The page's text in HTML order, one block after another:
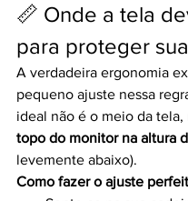
📏 Onde a tela
para proteger
A verdadeira ergonomia
pequeno ajuste nessa
ideal não é o meio da tela,
topo do monitor na altura
levemente abaixo).
Como fazer o ajuste